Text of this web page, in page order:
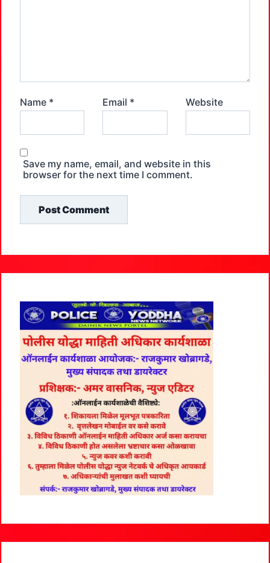
Name * Email * Website
Save my name, email, and website in this
browser for the next time I comment.